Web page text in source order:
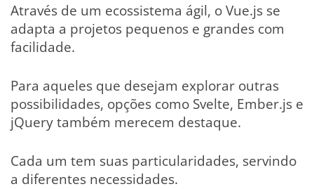
Através de um ecossistema ágil, o Vue.js se
adapta a projetos pequenos e grandes com
facilidade.
Para aqueles que desejam explorar outras
possibilidades, opções como Svelte, Ember.js e
jQuery também merecem destaque.
Cada um tem suas particularidades, servindo
a diferentes necessidades.